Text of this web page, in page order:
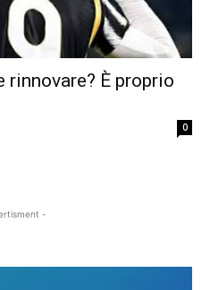
rinnovare? È proprio
0
-